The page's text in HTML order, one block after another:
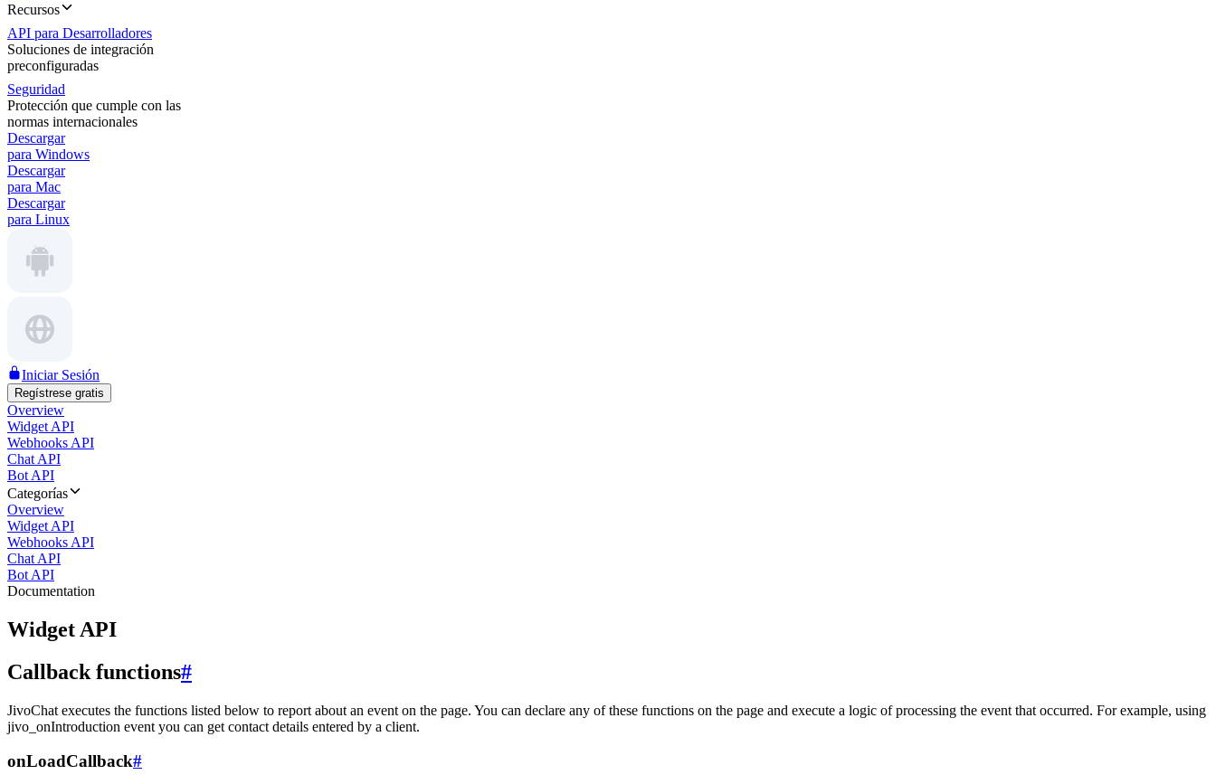
Recursos
API para Desarrolladores
Soluciones de integración
preconfiguradas
Seguridad
Protección que cumple con las
normas internacionales
Descargar
para Windows
Descargar
para Mac
Descargar
para Linux
Iniciar Sesión
Regístrese gratis
Overview
Widget API
Webhooks API
Chat API
Bot API
Categorías
Overview
Widget API
Webhooks API
Chat API
Bot API
Documentation
Widget API
Callback functions#
JivoChat executes the functions listed below to report about an event on the page. You can declare any of these functions on the page and execute a logic of processing the event that occurred. For example, using
jivo_onIntroduction event you can get contact details entered by a client.
onLoadCallback#